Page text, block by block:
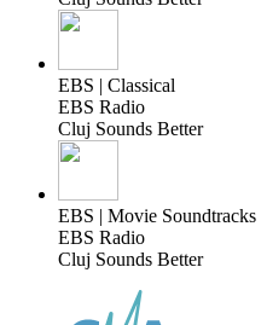
EBS | Classical
EBS Radio
Cluj Sounds Better
EBS | Movie Soundtracks
EBS Radio
Cluj Sounds Better